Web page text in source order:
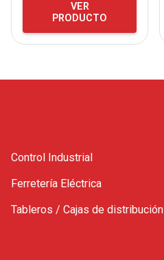
VER
PRODUCTO
Control Industrial
Ferretería Eléctrica
Tableros / Cajas de distribución